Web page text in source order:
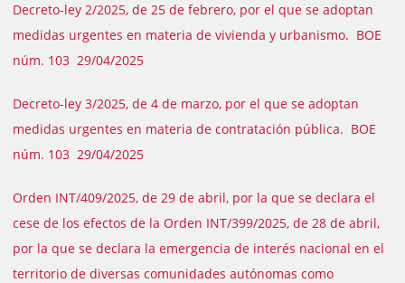
Decreto-ley 2/2025, de 25 de febrero, por el que se adoptan
medidas urgentes en materia de vivienda y urbanismo. BOE
núm. 103 29/04/2025
Decreto-ley 3/2025, de 4 de marzo, por el que se adoptan
medidas urgentes en materia de contratación pública. BOE
núm. 103 29/04/2025
Orden INT/409/2025, de 29 de abril, por la que se declara el
cese de los efectos de la Orden INT/399/2025, de 28 de abril,
por la que se declara la emergencia de interés nacional en el
territorio de diversas comunidades autónomas como